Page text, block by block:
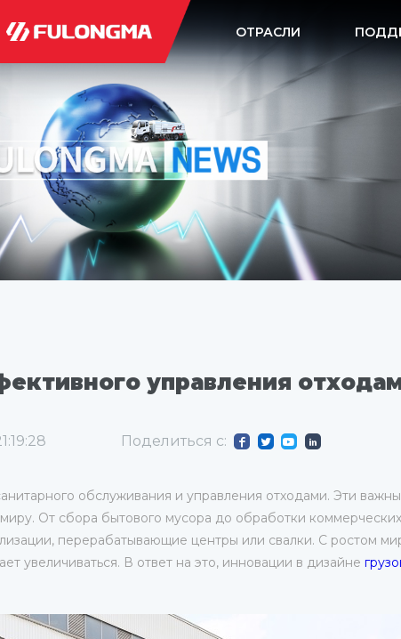
ОТРАСЛИ
управления
Поделиться с:
обслуживания и управления отходами. Эти
От сбора бытового мусора до обработки
перерабатывающие центры или свалки. С ростом
увеличиваться. В ответ на это, инновации в дизайне